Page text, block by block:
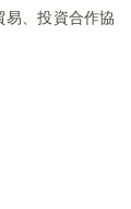
易、投資合作協